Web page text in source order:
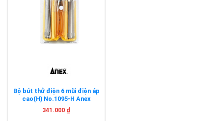
Bộ bút thử điện 6 mũi điện áp
cao(H) No.1095-H Anex
341.000 ₫